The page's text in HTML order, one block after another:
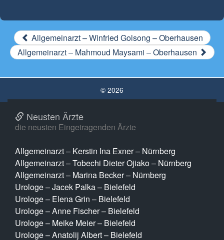
Allgemeinarzt – Winfried Golsong – Oberhausen
Allgemeinarzt – Mahmoud Maysami – Oberhausen
© 2026
Neusten Ärzte
die neusten Eingetragenden Ärzte
Allgemeinarzt – Kerstin Ina Exner – Nürnberg
Allgemeinarzt – Tobechi Dieter Ojiako – Nürnberg
Allgemeinarzt – Marina Becker – Nürnberg
Urologe – Jacek Palka – Bielefeld
Urologe – Elena Grin – Bielefeld
Urologe – Anne Fischer – Bielefeld
Urologe – Meike Meier – Bielefeld
Urologe – Anatolij Albert – Bielefeld